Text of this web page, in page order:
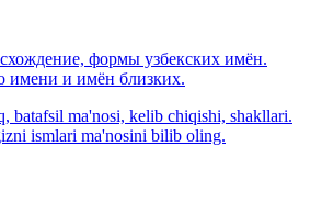
формы узбекских имён.
имени и имён близких.
batafsil ma'nosi, kelib chiqishi, shakllari.
ismlari ma'nosini bilib oling.